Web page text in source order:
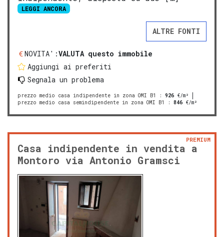
LEGGI ANCORA
ALTRE FONTI
NOVITA':VALUTA questo immobile
Aggiungi ai preferiti
Segnala un problema
prezzo medio casa indipendente in zona OMI B1 : 926 €/m²
prezzo medio casa semindipendente in zona OMI B1
: 846 €/m²
Casa indipendente in vendita a
Montoro via Antonio Gramsci
PREMIUM